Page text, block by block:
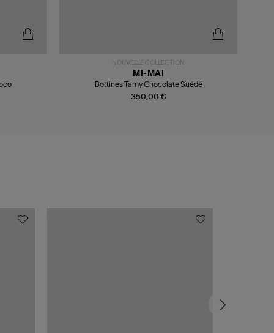
NOUVELLE COLLECTION
350,00 €
MI-MAI
Bottines Tamy Chocolate Suédé